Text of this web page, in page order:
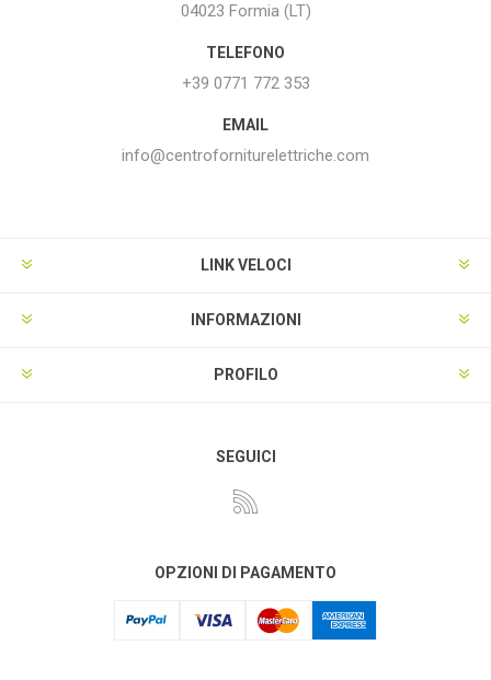
04023 Formia (LT)
TELEFONO
+39 0771 772 353
EMAIL
info@centroforniturelettriche.com
LINK VELOCI
INFORMAZIONI
PROFILO
SEGUICI
OPZIONI DI PAGAMENTO